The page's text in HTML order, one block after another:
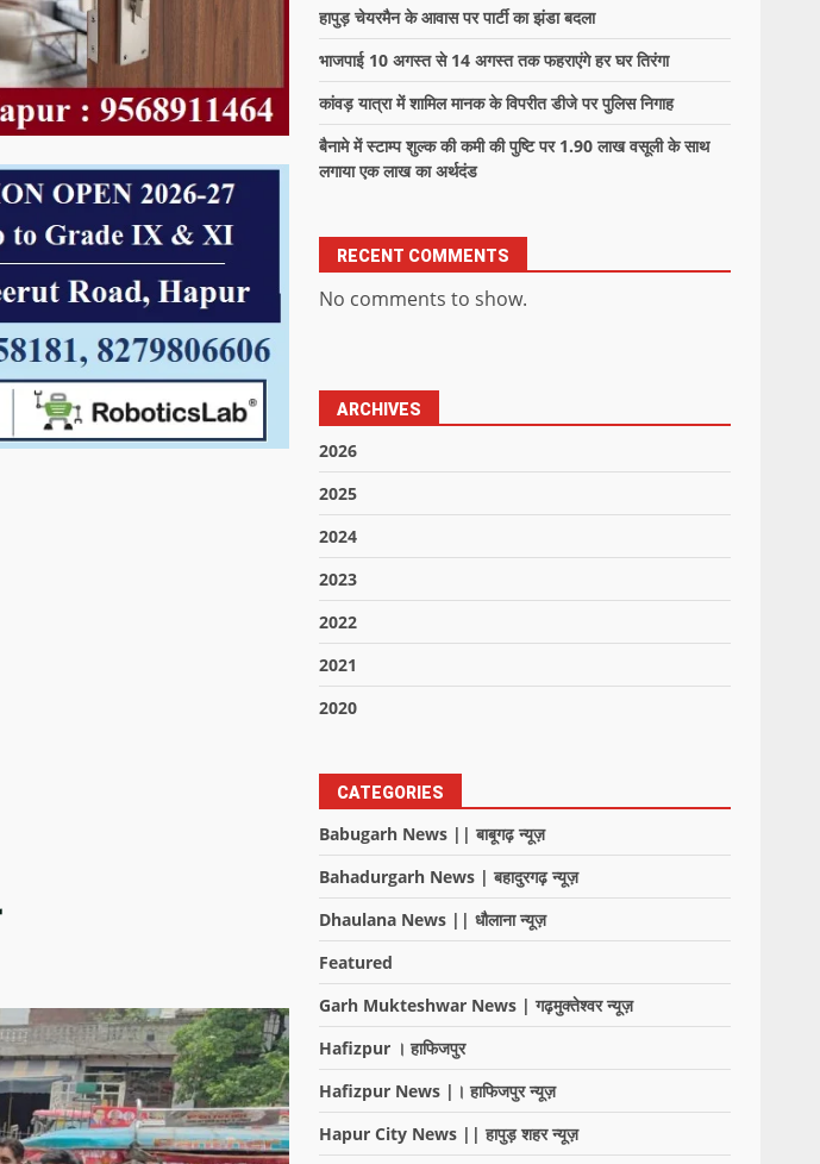
हापुड़ चेयरमैन के आवास पर पार्टी का झंडा बदला
भाजपाई 10 अगस्त से 14 अगस्त तक फहराएंगे हर घर तिरंगा
कांवड़ यात्रा में शामिल मानक के विपरीत डीजे पर पुलिस निगाह
बैनामे में स्टाम्प शुल्क की कमी की पुष्टि पर 1.90 लाख वसूली के साथ
लगाया एक लाख का अर्थदंड
RECENT COMMENTS
No comments to show.
ARCHIVES
2026
2025
2024
2023
2022
2021
2020
CATEGORIES
Babugarh News || बाबूगढ़ न्यूज़
Bahadurgarh News | बहादुरगढ़ न्यूज़
Dhaulana News || धौलाना न्यूज़
Featured
Garh Mukteshwar News | गढ़मुक्तेश्वर न्यूज़
Hafizpur । हाफिजपुर
Hafizpur News |। हाफिजपुर न्यूज़
Hapur City News || हापुड़ शहर न्यूज़